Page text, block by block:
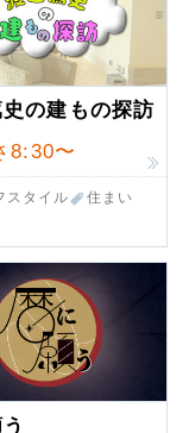
の建もの探訪
8:30〜
スタイル 住まい